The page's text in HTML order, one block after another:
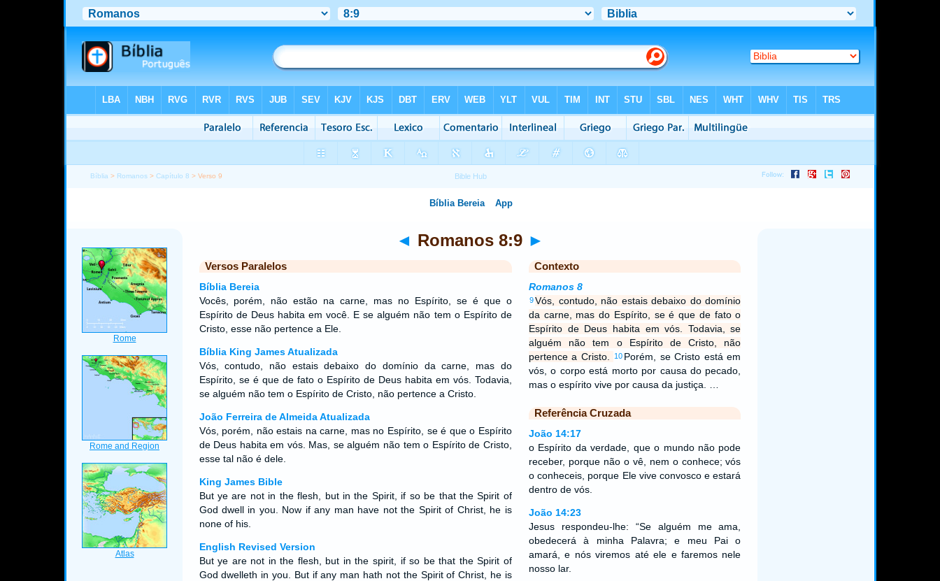
Bíblia > Romanos >Capítulo 8 > Verso 9
◄ Romanos 8:9 ►
Versos Paralelos
Bíblia Bereia
Vocês, porém, não estão na carne, mas no Espírito, se é que o
Espírito de Deus habita em você. E se alguém não tem o Espírito de
Cristo, esse não pertence a Ele.
Bíblia King James Atualizada
Vós, contudo, não estais debaixo do domínio da carne, mas do
Espírito, se é que de fato o Espírito de Deus habita em vós. Todavia,
se alguém não tem o Espírito de Cristo, não pertence a Cristo.
João Ferreira de Almeida Atualizada
Vós, porém, não estais na carne, mas no Espírito, se é que o Espírito
de Deus habita em vós. Mas, se alguém não tem o Espírito de Cristo,
esse tal não é dele.
King James Bible
But ye are not in the flesh, but in the Spirit, if so be that the Spirit of
God dwell in you. Now if any man have not the Spirit of Christ, he is
none of his.
English Revised Version
But ye are not in the flesh, but in the spirit, if so be that the Spirit of
God dwelleth in you. But if any man hath not the Spirit of Christ, he is
Contexto
Romanos 8
9Vós, contudo, não estais debaixo do domínio
da carne, mas do Espírito, se é que de fato o
Espírito de Deus habita em vós. Todavia, se
alguém não tem o Espírito de Cristo, não
pertence a Cristo.
10 Porém, se Cristo está em
vós, o corpo está morto por causa do pecado,
mas o espírito vive por causa da justiça. …
Referência Cruzada
João 14:17
o Espírito da verdade, que o mundo não pode
receber, porque não o vê, nem o conhece; vós
o conheceis, porque Ele vive convosco e estará
dentro de vós.
João 14:23
Jesus respondeu-lhe: “Se alguém me ama,
obedecerá à minha Palavra; e meu Pai o
amará, e nós viremos até ele e faremos nele
nosso lar.